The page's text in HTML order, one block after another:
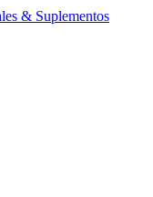
& Suplementos